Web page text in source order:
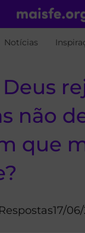
Notícias
não
que
17/